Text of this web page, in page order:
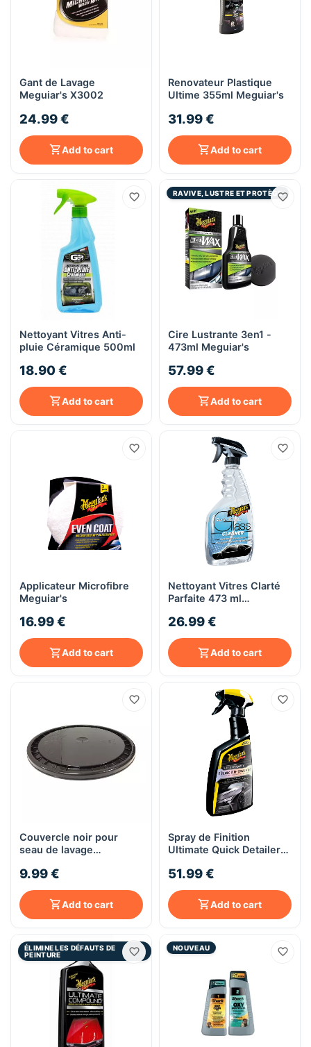
Gant de Lavage
Meguiar's X3002
24.99 €
Add to cart
Renovateur Plastique
Ultime 355ml Meguiar's
31.99 €
Add to cart
Nettoyant Vitres Anti-
pluie Céramique 500ml
18.90 €
Add to cart
RAVIVE, LUSTRE ET PROTÈGE
Cire Lustrante 3en1 -
473ml Meguiar's
57.99 €
Add to cart
Applicateur Microfibre
Meguiar's
16.99 €
Add to cart
Nettoyant Vitres Clarté
Parfaite 473 ml
26.99 €
Add to cart
Couvercle noir pour
seau de lavage
9.99 €
Add to cart
Spray de Finition
Ultimate Quick Detailer
51.99 €
Add to cart
ÉLIMINE LES DÉFAUTS DE
PEINTURE
NOUVEAU